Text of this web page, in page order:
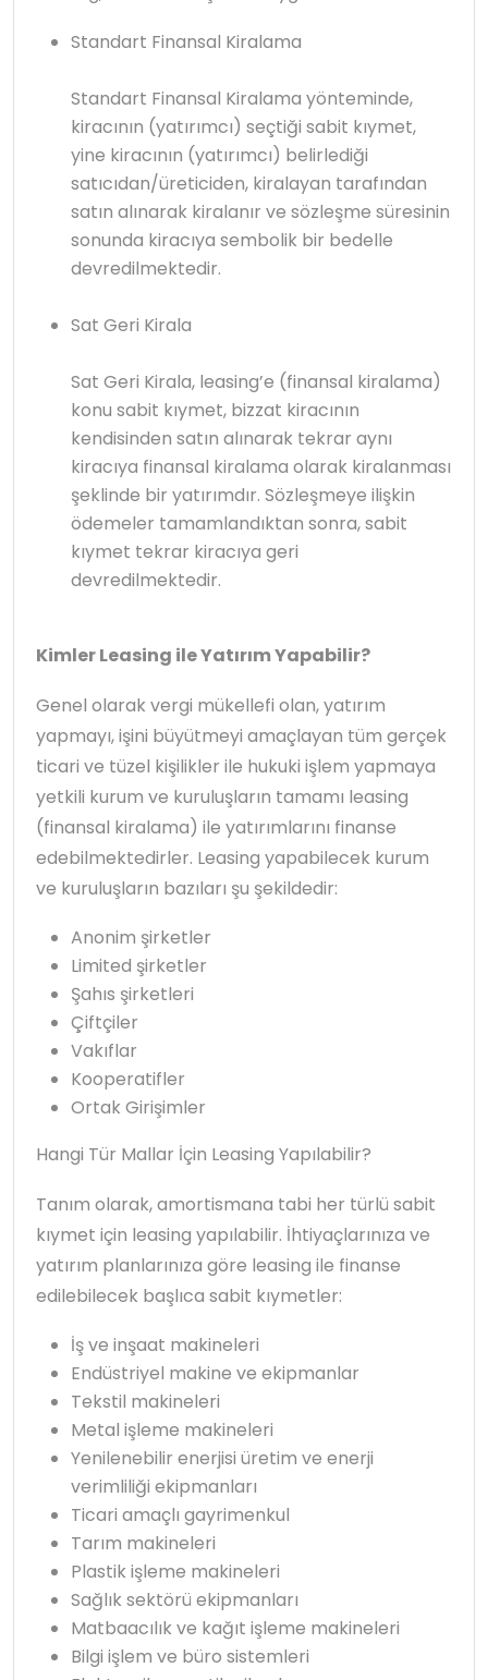
Standart Finansal Kiralama
Standart Finansal Kiralama yönteminde,
kiracının (yatırımcı) seçtiği sabit kıymet,
yine kiracının (yatırımcı) belirlediği
satıcıdan/üreticiden, kiralayan tarafından
satın alınarak kiralanır ve sözleşme süresinin
sonunda kiracıya sembolik bir bedelle
devredilmektedir.
Sat Geri Kirala
Sat Geri Kirala, leasing’e (finansal kiralama)
konu sabit kıymet, bizzat kiracının
kendisinden satın alınarak tekrar aynı
kiracıya finansal kiralama olarak kiralanması
şeklinde bir yatırımdır. Sözleşmeye ilişkin
ödemeler tamamlandıktan sonra, sabit
kıymet tekrar kiracıya geri
devredilmektedir.
Kimler Leasing ile Yatırım Yapabilir?
Genel olarak vergi mükellefi olan, yatırım
yapmayı, işini büyütmeyi amaçlayan tüm gerçek
ticari ve tüzel kişilikler ile hukuki işlem yapmaya
yetkili kurum ve kuruluşların tamamı leasing
(finansal kiralama) ile yatırımlarını finanse
edebilmektedirler. Leasing yapabilecek kurum
ve kuruluşların bazıları şu şekildedir:
Anonim şirketler
Limited şirketler
Şahıs şirketleri
Çiftçiler
Vakıflar
Kooperatifler
Ortak Girişimler
Hangi Tür Mallar İçin Leasing Yapılabilir?
Tanım olarak, amortismana tabi her türlü sabit
kıymet için leasing yapılabilir. İhtiyaçlarınıza ve
yatırım planlarınıza göre leasing ile finanse
edilebilecek başlıca sabit kıymetler:
İş ve inşaat makineleri
Endüstriyel makine ve ekipmanlar
Tekstil makineleri
Metal işleme makineleri
Yenilenebilir enerjisi üretim ve enerji
verimliliği ekipmanları
Ticari amaçlı gayrimenkul
Tarım makineleri
Plastik işleme makineleri
Sağlık sektörü ekipmanları
Matbaacılık ve kağıt işleme makineleri
Bilgi işlem ve büro sistemleri